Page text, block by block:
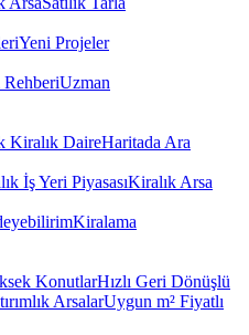
Yeni Projeler
Uzman
Kiralık DaireHaritada Ara
İş Yeri PiyasasıKiralık Arsa
Kiralama
KonutlarHızlı Geri Dönüşlü
ArsalarUygun m² Fiyatlı